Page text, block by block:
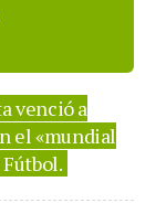
venció a
el «mundial